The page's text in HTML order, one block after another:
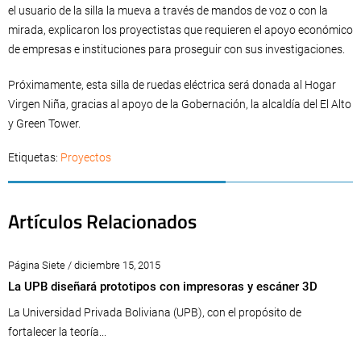
el usuario de la silla la mueva a través de mandos de voz o con la
mirada, explicaron los proyectistas que requieren el apoyo económico
de empresas e instituciones para proseguir con sus investigaciones.
Próximamente, esta silla de ruedas eléctrica será donada al Hogar
Virgen Niña, gracias al apoyo de la Gobernación, la alcaldía del El Alto
y Green Tower.
Etiquetas: Proyectos
Artículos Relacionados
Página Siete / diciembre 15, 2015
La UPB diseñará prototipos con impresoras y escáner 3D
La Universidad Privada Boliviana (UPB), con el propósito de
fortalecer la teoría...